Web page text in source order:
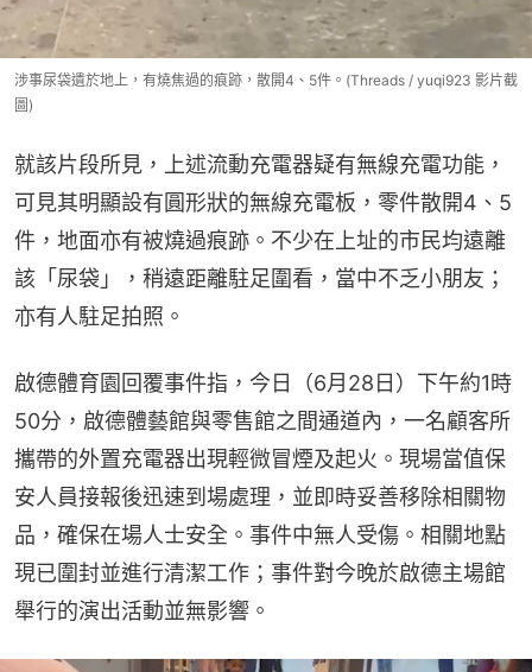
涉事尿袋遺於地上，有燒焦過的痕跡，散開4、5件。(Threads / yuqi923 影片截
圖)
就該片段所見，上述流動充電器疑有無線充電功能，
可見其明顯設有圓形狀的無線充電板，零件散開4、5
件，地面亦有被燒過痕跡。不少在上址的市民均遠離
該「尿袋」，稍遠距離駐足圍看，當中不乏小朋友；
亦有人駐足拍照。
啟德體育園回覆事件指，今日（6月28日）下午約1時
50分，啟德體藝館與零售館之間通道內，一名顧客所
攜帶的外置充電器出現輕微冒煙及起火。現場當值保
安人員接報後迅速到場處理，並即時妥善移除相關物
品，確保在場人士安全。事件中無人受傷。相關地點
現已圍封並進行清潔工作；事件對今晚於啟德主場館
舉行的演出活動並無影響。